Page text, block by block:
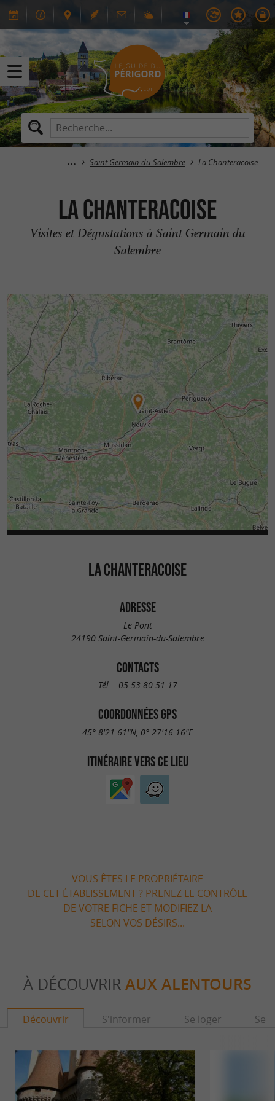
Saint Germain du Salembre La Chanteracoise
La Chanteracoise
Visites et Dégustations à Saint Germain du
Salembre
LA CHANTERACOISE
ADRESSE
Le Pont
24190 Saint-Germain-du-Salembre
CONTACTS
Tél. : 05 53 80 51 17
COORDONNÉES GPS
45° 8'21.61"N, 0° 27'16.16"E
ITINÉRAIRE VERS CE LIEU
VOUS ÊTES LE PROPRIÉTAIRE
DE CET ÉTABLISSEMENT ? PRENEZ LE CONTRÔLE
DE VOTRE FICHE ET MODIFIEZ LA
SELON VOS DÉSIRS...
À DÉCOUVRIR AUX ALENTOURS
Découvrir S'informer Se loger Se